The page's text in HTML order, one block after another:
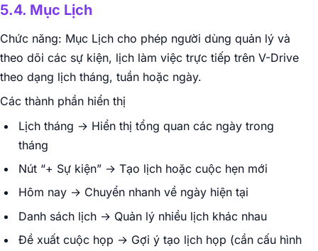
5.4. Mục Lịch
Chức năng: Mục Lịch cho phép người dùng quản lý và
theo dõi các sự kiện, lịch làm việc trực tiếp trên V-Drive
theo dạng lịch tháng, tuần hoặc ngày.
Các thành phần hiển thị
Lịch tháng → Hiển thị tổng quan các ngày trong
tháng
Nút “+ Sự kiện” → Tạo lịch hoặc cuộc hẹn mới
Hôm nay → Chuyển nhanh về ngày hiện tại
Danh sách lịch → Quản lý nhiều lịch khác nhau
Đề xuất cuộc họp → Gợi ý tạo lịch họp (cần cấu hình